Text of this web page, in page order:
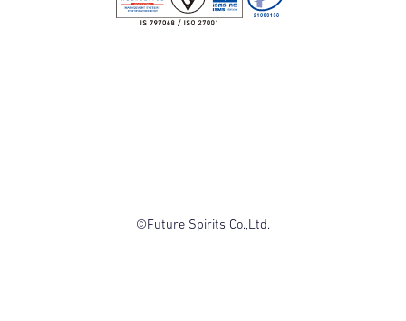
©Future Spirits Co.,Ltd.